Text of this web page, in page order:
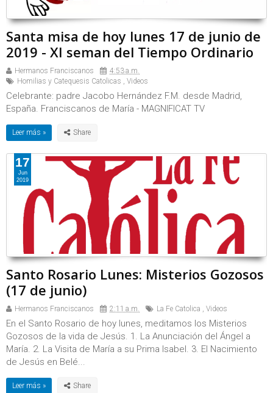
Santa misa de hoy lunes 17 de junio de
2019 - XI seman del Tiempo Ordinario
Hermanos Franciscanos
4:53 a.m.
Homilias y Catequesis Catolicas , Videos
Celebrante: padre Jacobo Hernández F.M. desde Madrid,
España. Franciscanos de María - MAGNIFICAT TV
Leer más »
Santo Rosario Lunes: Misterios Gozosos
(17 de junio)
Hermanos Franciscanos 2:11 a.m. La Fe Catolica , Videos
En el Santo Rosario de hoy lunes, meditamos los Misterios
Gozosos de la vida de Jesús. 1. La Anunciación del Ángel a
María. 2. La Visita de María a su Prima Isabel. 3. El Nacimiento
de Jesús en Belé...
Leer más »
17
Jun
2019